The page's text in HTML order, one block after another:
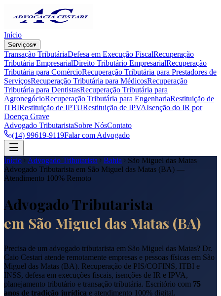
Início
Serviços▾
Transação TributáriaDefesa em Execução FiscalRecuperação
Tributária EmpresarialDireito Tributário EmpresarialRecuperação
Tributária para ComércioRecuperação Tributária para Prestadores de
ServiçosRecuperação Tributária para MédicosRecuperação
Tributária para DentistasRecuperação Tributária para
AgronegócioRecuperação Tributária para EngenhariaRestituição de
ITBIRestituição de IPTURestituição de IPVAIsenção do IR por
Doença Grave
Advogado TributaristaSobre NósContato
(14) 99619-9119Falar com Advogado
Início Advogado Tributarista Bahia
São Miguel das Matas
Advogado Tributarista em São Miguel das Matas (BA) —
Atendimento 100% Remoto
Advogado Tributarista
em São Miguel das Matas (BA)
Precisa de um advogado tributarista em São Miguel das Matas? Dr.
Caio Cestari atende remotamente empresas e pessoas físicas em São
Miguel das Matas (BA). Recuperação de PIS/COFINS, ITBI e
INSS, defesa em execuções fiscais, isenções de IR e IPVA,
planejamento tributário e transação tributária. Escritório com 75
anos de tradição jurídica e atendimento 100% digital.